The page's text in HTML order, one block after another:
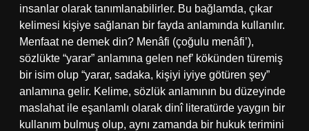
insanlar olarak tanımlanabilirler. Bu bağlamda, çıkar
kelimesi kişiye sağlanan bir fayda anlamında kullanılır.
Menfaat ne demek din? Menâfi (çoğulu menâfi’),
sözlükte “yarar” anlamına gelen nef’ kökünden türemiş
bir isim olup “yarar, sadaka, kişiyi iyiye götüren şey”
anlamına gelir. Kelime, sözlük anlamının bu düzeyinde
maslahat ile eşanlamlı olarak dinî literatürde yaygın bir
kullanım bulmuş olup, aynı zamanda bir hukuk terimini